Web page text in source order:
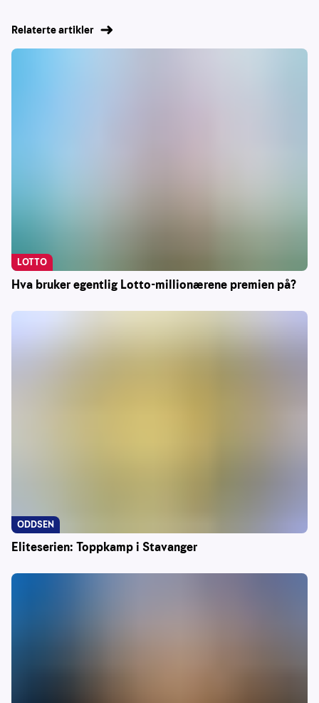
Relaterte artikler
Hva bruker egentlig Lotto-millionærene premien på?
LOTTO
Eliteserien: Toppkamp i Stavanger
ODDSEN